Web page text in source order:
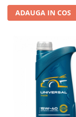
ADAUGA IN COS